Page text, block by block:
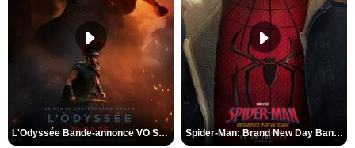
L'Odyssée Bande-annonce VO STFR Spider-Man: Brand New Day Bande-annonce VO STFR